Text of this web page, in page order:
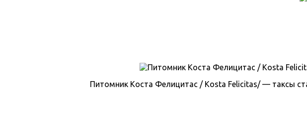
Питомник Коста Фелицитас / Kosta Felicitas/ — таксы